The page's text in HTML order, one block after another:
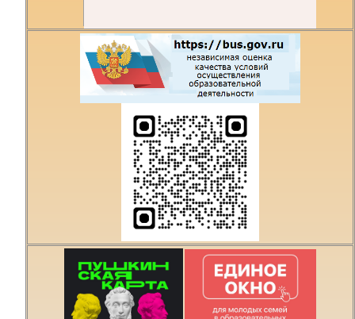
Есть предложения по
организации учебного
процесса или знаете,
как сделать техникум
лучше?